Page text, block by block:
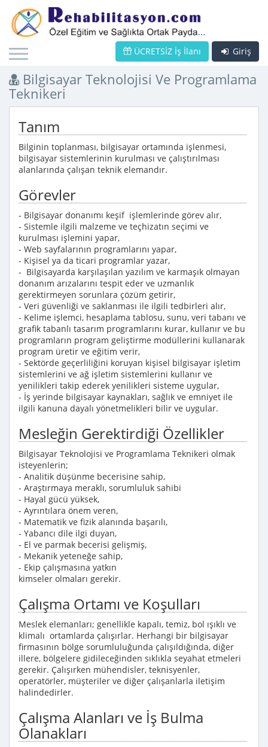
Giriş
ÜCRETSİZ İş İlanı
Bilgisayar Teknolojisi Ve Programlama
Teknikeri
Tanım
Bilginin toplanması, bilgisayar ortamında işlenmesi,
bilgisayar sistemlerinin kurulması ve çalıştırılması
alanlarında çalışan teknik elemandır.
Görevler
- Bilgisayar donanımı keşif işlemlerinde görev alır,
- Sistemle ilgili malzeme ve teçhizatın seçimi ve
kurulması işlemini yapar,
- Web sayfalarının programlarını yapar,
- Kişisel ya da ticari programlar yazar,
- Bilgisayarda karşılaşılan yazılım ve karmaşık olmayan
donanım arızalarını tespit eder ve uzmanlık
gerektirmeyen sorunlara çözüm getirir,
- Veri güvenliği ve saklanması ile ilgili tedbirleri alır,
- Kelime işlemci, hesaplama tablosu, sunu, veri tabanı ve
grafik tabanlı tasarım programlarını kurar, kullanır ve bu
programların program geliştirme modüllerini kullanarak
program üretir ve eğitim verir,
- Sektörde geçerliliğini koruyan kişisel bilgisayar işletim
sistemlerini ve ağ işletim sistemlerini kullanır ve
yenilikleri takip ederek yenilikleri sisteme uygular,
- İş yerinde bilgisayar kaynakları, sağlık ve emniyet ile
ilgili kanuna dayalı yönetmelikleri bilir ve uygular.
Mesleğin Gerektirdiği Özellikler
Bilgisayar Teknolojisi ve Programlama Teknikeri olmak
isteyenlerin;
- Analitik düşünme becerisine sahip,
- Araştırmaya meraklı, sorumluluk sahibi
- Hayal gücü yüksek,
- Ayrıntılara önem veren,
- Matematik ve fizik alanında başarılı,
- Yabancı dile ilgi duyan,
- El ve parmak becerisi gelişmiş,
- Mekanik yeteneğe sahip,
- Ekip çalışmasına yatkın
kimseler olmaları gerekir.
Çalışma Ortamı ve Koşulları
Meslek elemanları; genellikle kapalı, temiz, bol ışıklı ve
klimalı ortamlarda çalışırlar. Herhangi bir bilgisayar
firmasının bölge sorumluluğunda çalışıldığında, diğer
illere, bölgelere gidileceğinden sıklıkla seyahat etmeleri
gerekir. Çalışırken mühendisler, teknisyenler,
operatörler, müşteriler ve diğer çalışanlarla iletişim
halindedirler.
Çalışma Alanları ve İş Bulma
Olanakları